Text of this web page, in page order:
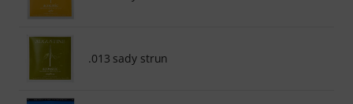
.013 sady strun